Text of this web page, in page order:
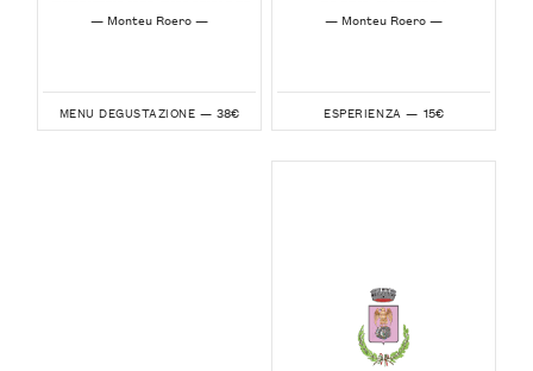
— Monteu Roero —
MENU DEGUSTAZIONE — 38€
— Monteu Roero —
ESPERIENZA — 15€